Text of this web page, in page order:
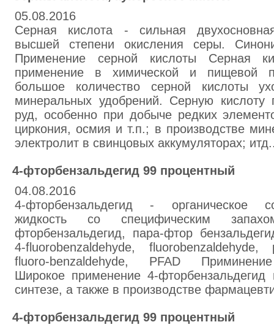
05.08.2016
Серная кислота - сильная
высшей степени окисления серы.
Применение серной кислоты Серная
применение в химической и пищевой
большое количество серной кислоты
минеральных удобрений. Серную кислоту
руд, особенно при добыче редких
циркония, осмия и т.п.; в производстве
электролит в свинцовых аккумуляторах;
4-фторбензальдегид 99 процентный
04.08.2016
4-фторбензальдегид - органическое
жидкость со специфическим
фторбензальдегид, пара-фтор
4-fluorobenzaldehyde, fluorobenzaldehyde,
fluoro-benzaldehyde, PFAD
Широкое применение 4-фторбензальдегид
синтезе, а также в производстве
4-фторбензальдегид 99 процентный